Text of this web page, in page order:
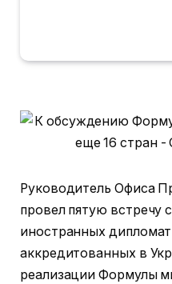
Руководитель Офиса
провел пятую встречу
иностранных
аккредитованных в
реализации Формулы